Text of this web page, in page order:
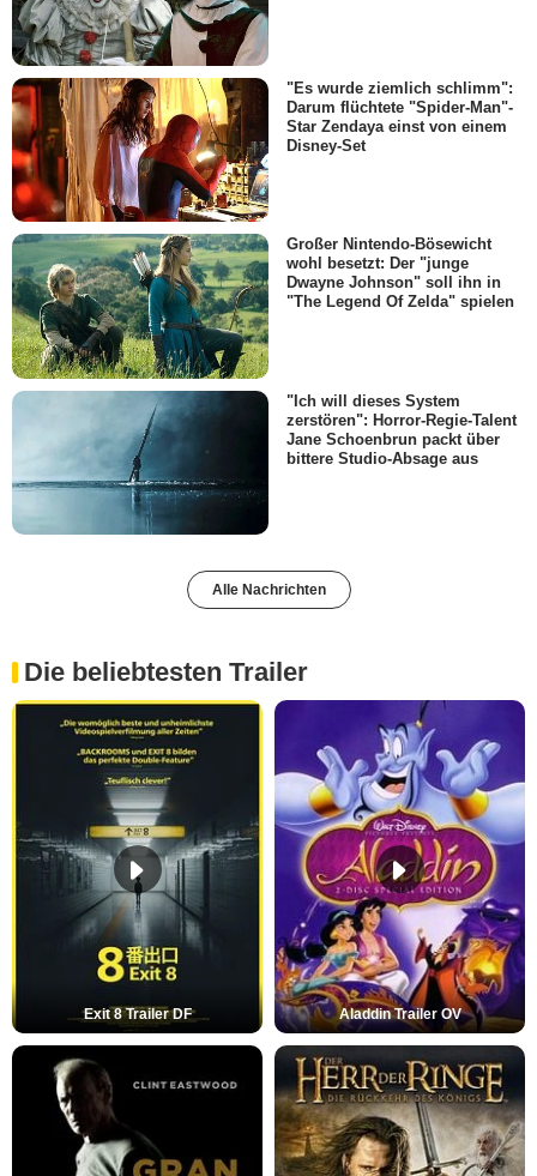
"Es wurde ziemlich schlimm":
Darum flüchtete "Spider-Man"-
Star Zendaya einst von einem
Disney-Set
Großer Nintendo-Bösewicht
wohl besetzt: Der "junge
Dwayne Johnson" soll ihn in
"The Legend Of Zelda" spielen
"Ich will dieses System
zerstören": Horror-Regie-Talent
Jane Schoenbrun packt über
bittere Studio-Absage aus
Alle Nachrichten
Die beliebtesten Trailer
Exit 8 Trailer DF Aladdin Trailer OV